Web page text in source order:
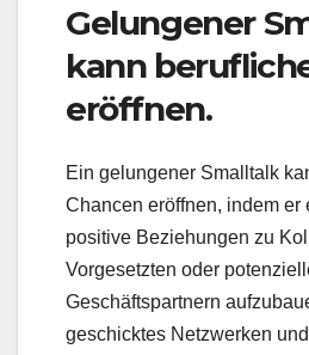
Gelungener
kann
eröffnen.
Ein gelungener Smalltalk
Chancen eröffnen, indem er
positive Beziehungen zu
Vorgesetzten oder
Geschäftspartnern
geschicktes Netzwerken